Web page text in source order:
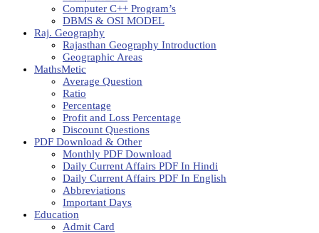
Computer C++ Program’s
DBMS & OSI MODEL
Raj. Geography
Rajasthan Geography Introduction
Geographic Areas
MathsMetic
Average Question
Ratio
Percentage
Profit and Loss Percentage
Discount Questions
PDF Download & Other
Monthly PDF Download
Daily Current Affairs PDF In Hindi
Daily Current Affairs PDF In English
Abbreviations
Important Days
Education
Admit Card